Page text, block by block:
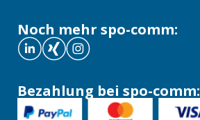
Noch mehr spo-comm:
Bezahlung bei spo-comm: